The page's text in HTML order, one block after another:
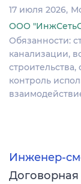
17 июля 2026
ООО
Обязанности:
канализации,
контроль
Инженер-
Договорная